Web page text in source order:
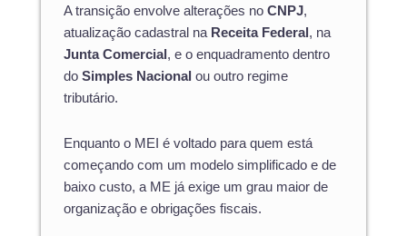
A transição envolve alterações no CNPJ,
atualização cadastral na Receita Federal , na
Junta Comercial , e o enquadramento dentro
do Simples Nacional ou outro regime
tributário.
Enquanto o MEI é voltado para quem está
começando com um modelo simplificado e de
baixo custo, a ME já exige um grau maior de
organização e obrigações fiscais.